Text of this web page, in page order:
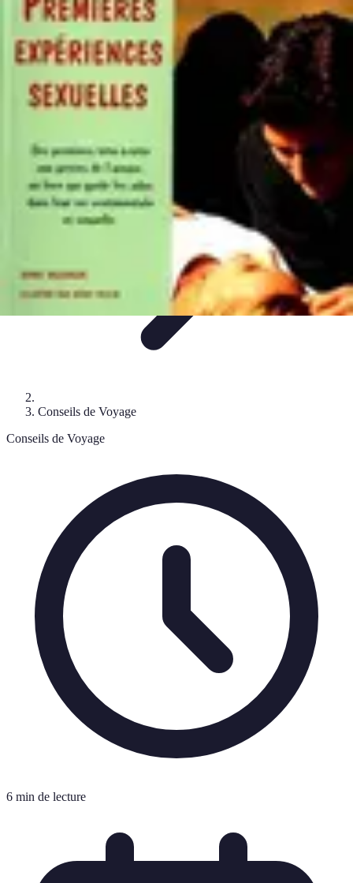
Voyager Lointain
Destinations Budget et Économie
Conseils de
VoyageTechnologieCulture
Voyager Lointain
Conseils de Voyage
Conseils de Voyage
6 min de lecture